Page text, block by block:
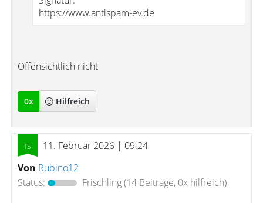
https://www.antispam-ev.de
Offensichtlich nicht
0x Hilfreich
11. Februar 2026 | 09:24
Von Rubino12
Status:
Frischling(14 Beiträge, 0x hilfreich)